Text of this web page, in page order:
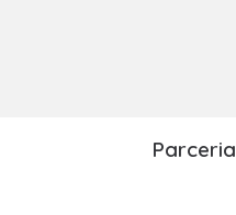
Parceria